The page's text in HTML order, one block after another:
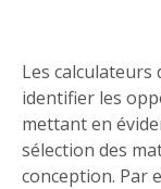
Les calculateurs
identifier les
mettant en
sélection des
conception. Par